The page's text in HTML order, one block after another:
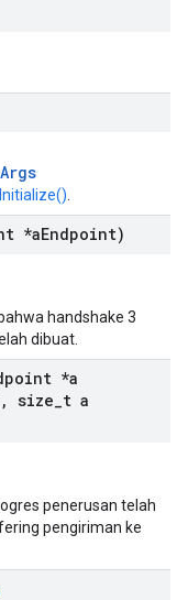
*aEndpoint)
handshake 3
dibuat.
*a
, size t a
penerusan telah
pengiriman ke